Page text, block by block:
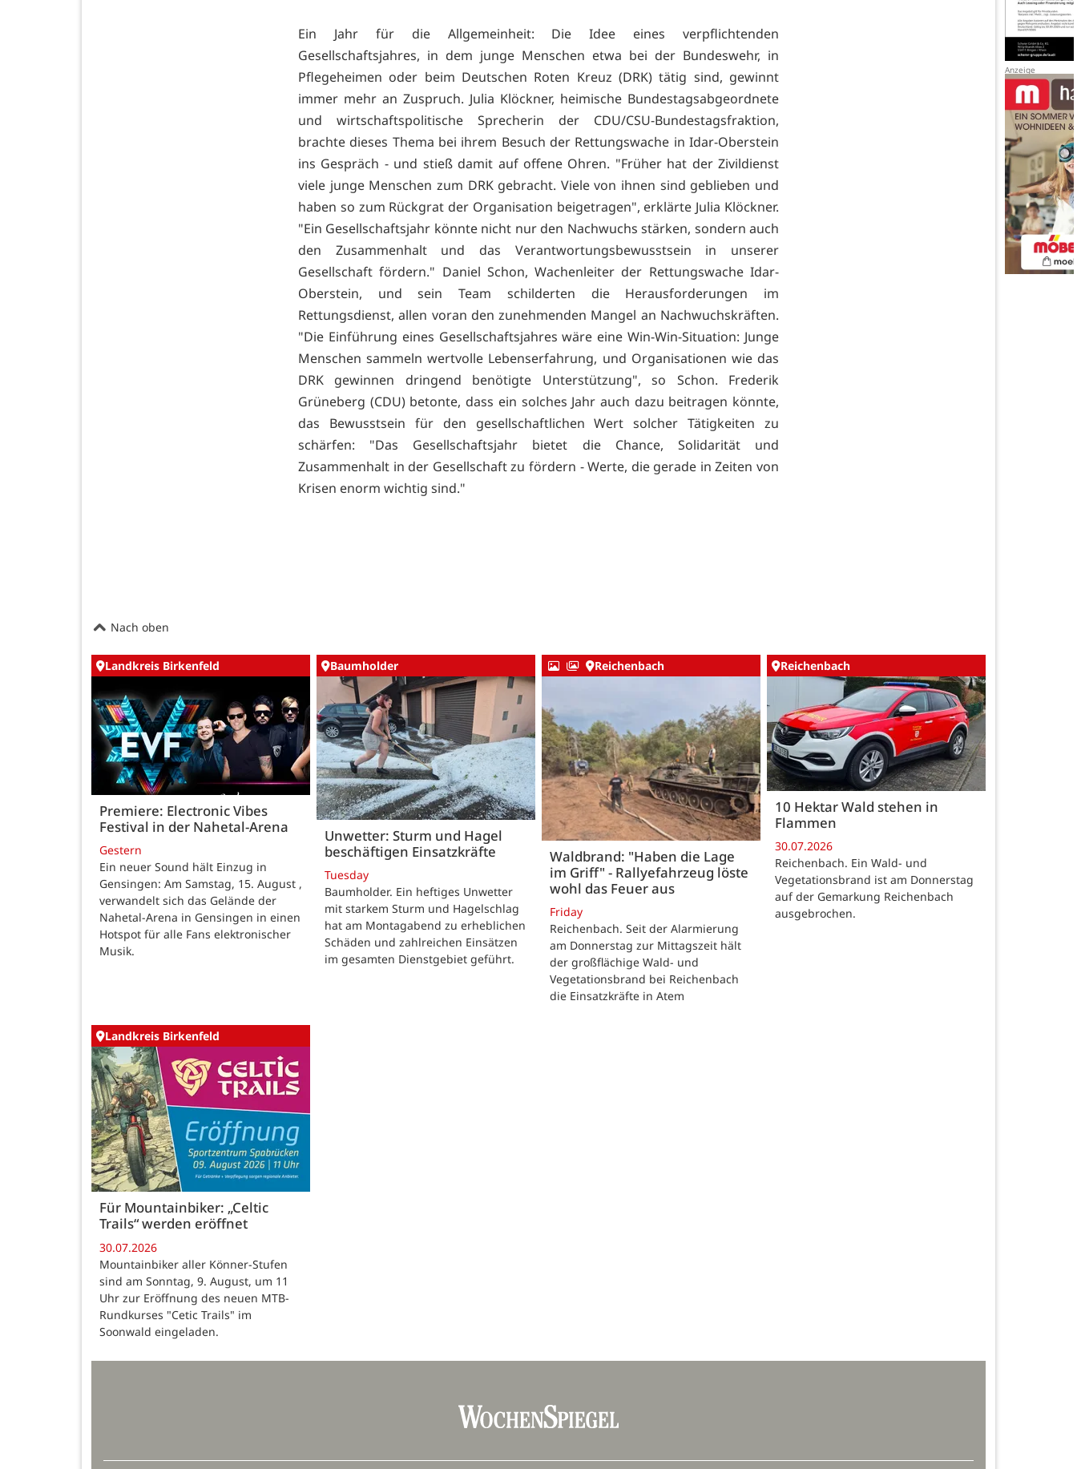
Ein Jahr für die Allgemeinheit: Die Idee eines verpflichtenden
Gesellschaftsjahres, in dem junge Menschen etwa bei der Bundeswehr, in
Pflegeheimen oder beim Deutschen Roten Kreuz (DRK) tätig sind, gewinnt
immer mehr an Zuspruch. Julia Klöckner, heimische Bundestagsabgeordnete
und wirtschaftspolitische Sprecherin der CDU/CSU-Bundestagsfraktion,
brachte dieses Thema bei ihrem Besuch der Rettungswache in Idar-Oberstein
ins Gespräch - und stieß damit auf offene Ohren. "Früher hat der Zivildienst
viele junge Menschen zum DRK gebracht. Viele von ihnen sind geblieben und
haben so zum Rückgrat der Organisation beigetragen", erklärte Julia Klöckner.
"Ein Gesellschaftsjahr könnte nicht nur den Nachwuchs stärken, sondern auch
den Zusammenhalt und das Verantwortungsbewusstsein in unserer
Gesellschaft fördern." Daniel Schon, Wachenleiter der Rettungswache Idar-
Oberstein, und sein Team schilderten die Herausforderungen im
Rettungsdienst, allen voran den zunehmenden Mangel an Nachwuchskräften.
"Die Einführung eines Gesellschaftsjahres wäre eine Win-Win-Situation: Junge
Menschen sammeln wertvolle Lebenserfahrung, und Organisationen wie das
DRK gewinnen dringend benötigte Unterstützung", so Schon. Frederik
Grüneberg (CDU) betonte, dass ein solches Jahr auch dazu beitragen könnte,
das Bewusstsein für den gesellschaftlichen Wert solcher Tätigkeiten zu
schärfen: "Das Gesellschaftsjahr bietet die Chance, Solidarität und
Zusammenhalt in der Gesellschaft zu fördern - Werte, die gerade in Zeiten von
Krisen enorm wichtig sind."
Nach oben
Landkreis Birkenfeld
Premiere: Electronic Vibes
Festival in der Nahetal-Arena
Gestern
Ein neuer Sound hält Einzug in
Gensingen: Am Samstag, 15. August ,
verwandelt sich das Gelände der
Nahetal-Arena in Gensingen in einen
Hotspot für alle Fans elektronischer
Musik.
Baumholder
Unwetter: Sturm und Hagel
beschäftigen Einsatzkräfte
Tuesday
Baumholder. Ein heftiges Unwetter
mit starkem Sturm und Hagelschlag
hat am Montagabend zu erheblichen
Schäden und zahlreichen Einsätzen
im gesamten Dienstgebiet geführt.
Reichenbach
Waldbrand: "Haben die Lage
im Griff" - Rallyefahrzeug löste
wohl das Feuer aus
Friday
Reichenbach. Seit der Alarmierung
am Donnerstag zur Mittagszeit hält
der großflächige Wald- und
Vegetationsbrand bei Reichenbach
die Einsatzkräfte in Atem
Reichenbach
10 Hektar Wald stehen in
Flammen
30.07.2026
Reichenbach. Ein Wald- und
Vegetationsbrand ist am Donnerstag
auf der Gemarkung Reichenbach
ausgebrochen.
Landkreis Birkenfeld
Für Mountainbiker: „Celtic
Trails“ werden eröffnet
30.07.2026
Mountainbiker aller Könner-Stufen
sind am Sonntag, 9. August, um 11
Uhr zur Eröffnung des neuen MTB-
Rundkurses "Cetic Trails" im
Soonwald eingeladen.